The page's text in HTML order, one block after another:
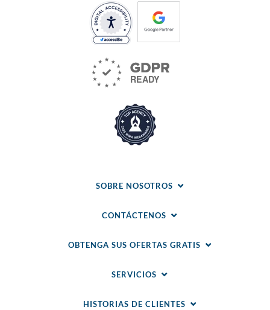
SOBRE NOSOTROS
CONTÁCTENOS
OBTENGA SUS OFERTAS GRATIS
SERVICIOS
HISTORIAS DE CLIENTES